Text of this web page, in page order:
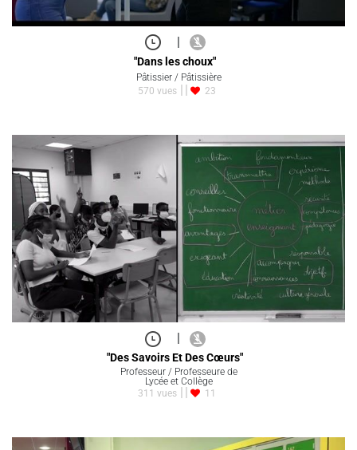
|
"Dans les choux"
Pâtissier / Pâtissière
570 vues
23
|
"Des Savoirs Et Des Cœurs"
Professeur / Professeure de
Lycée et Collège
311 vues
11